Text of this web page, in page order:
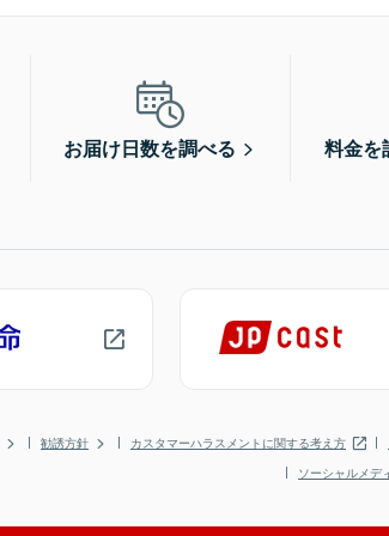
お届け日数を調べる 料金を
勧誘方針 カスタマーハラスメントに関する考え方
ソーシャルメデ